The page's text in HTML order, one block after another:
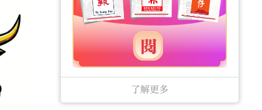
了解更多